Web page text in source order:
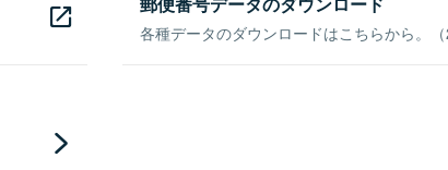
各種データのダウンロードはこちらから。（